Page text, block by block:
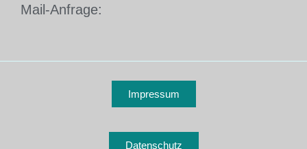
Mail-Anfrage:
Impressum
Datenschutz